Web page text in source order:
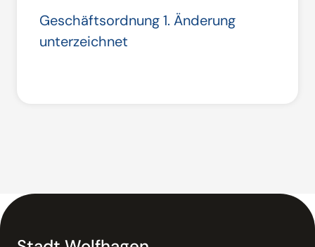
Geschäftsordnung 1. Änderung
unterzeichnet